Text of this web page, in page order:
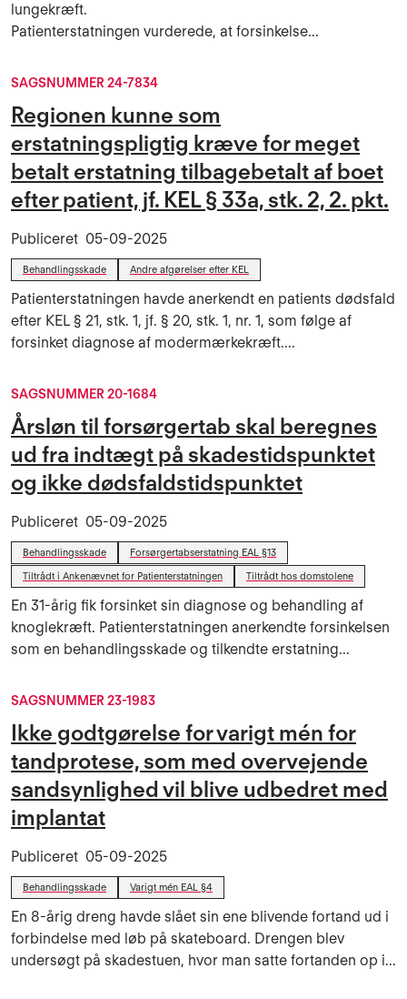
lungekræft.
Patienterstatningen vurderede, at forsinkelse...
SAGSNUMMER 24-7834
Regionen kunne som
erstatningspligtig kræve for meget
betalt erstatning tilbagebetalt af boet
efter patient, jf. KEL § 33a, stk. 2, 2. pkt.
Publiceret 05-09-2025
Behandlingsskade Andre afgørelser efter KEL
Patienterstatningen havde anerkendt en patients dødsfald
efter KEL § 21, stk. 1, jf. § 20, stk. 1, nr. 1, som følge af
forsinket diagnose af modermærkekræft....
SAGSNUMMER 20-1684
Årsløn til forsørgertab skal beregnes
ud fra indtægt på skadestidspunktet
og ikke dødsfaldstidspunktet
Publiceret 05-09-2025
Behandlingsskade
Forsørgertabserstatning EAL §13
Tiltrådt i Ankenævnet for Patienterstatningen
Tiltrådt hos domstolene
En 31-årig fik forsinket sin diagnose og behandling af
knoglekræft. Patienterstatningen anerkendte forsinkelsen
som en behandlingsskade og tilkendte erstatning...
SAGSNUMMER 23-1983
Ikke godtgørelse for varigt mén for
tandprotese, som med overvejende
sandsynlighed vil blive udbedret med
implantat
Publiceret 05-09-2025
Behandlingsskade Varigt mén EAL §4
En 8-årig dreng havde slået sin ene blivende fortand ud i
forbindelse med løb på skateboard. Drengen blev
undersøgt på skadestuen, hvor man satte fortanden op i...